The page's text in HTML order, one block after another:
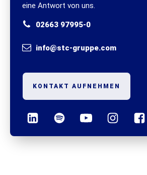
eine Antwort von uns.
02663 97995-0
info@stc-gruppe.com
KONTAKT AUFNEHMEN